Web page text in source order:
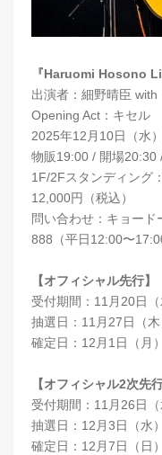
『Haruomi Hosono
出演者：細野晴⾂ with
Opening Act：キセル
2025年12月10日（水
物販19:00 / 開場20:30
1F/2Fスタンディング
12,000円（税込）
問い合わせ：キョー
888（平日12:00〜
【オフィシャル先行】
受付期間：11月20日
抽選日：11月27日（木
確定日：12月1日（月）
【オフィシャル2次先行
受付期間：11月26日
抽選日：12月3日（水）
確定日：12月7日（日）